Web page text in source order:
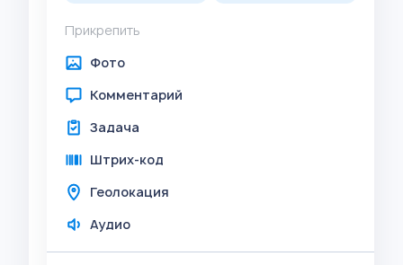
Прикрепить
Фото
Комментарий
Задача
Штрих-код
Геолокация
Аудио